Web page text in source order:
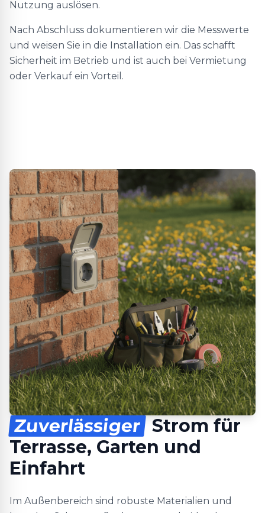
Nutzung auslösen.
Nach Abschluss dokumentieren wir die Messwerte
und weisen Sie in die Installation ein. Das schafft
Sicherheit im Betrieb und ist auch bei Vermietung
oder Verkauf ein Vorteil.
Zuverlässiger Strom für
Terrasse, Garten und
Einfahrt
Im Außenbereich sind robuste Materialien und